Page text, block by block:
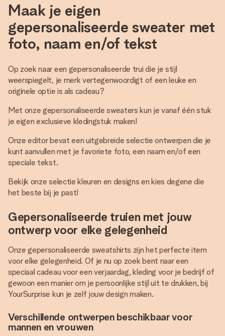
Maak je eigen
gepersonaliseerde sweater met
foto, naam en/of tekst
Op zoek naar een gepersonaliseerde trui die je stijl
weerspiegelt, je merk vertegenwoordigt of een leuke en
originele optie is als cadeau?
Met onze gepersonaliseerde sweaters kun je vanaf één stuk
je eigen exclusieve kledingstuk maken!
Onze editor bevat een uitgebreide selectie ontwerpen die je
kunt aanvullen met je favoriete foto, een naam en/of een
speciale tekst.
Bekijk onze selectie kleuren en designs en kies degene die
het beste bij je past!
Gepersonaliseerde truien met jouw
ontwerp voor elke gelegenheid
Onze gepersonaliseerde sweatshirts zijn het perfecte item
voor elke gelegenheid. Of je nu op zoek bent naar een
speciaal cadeau voor een verjaardag, kleding voor je bedrijf of
gewoon een manier om je persoonlijke stijl uit te drukken, bij
YourSurprise kun je zelf jouw design maken.
Verschillende ontwerpen beschikbaar voor
mannen en vrouwen